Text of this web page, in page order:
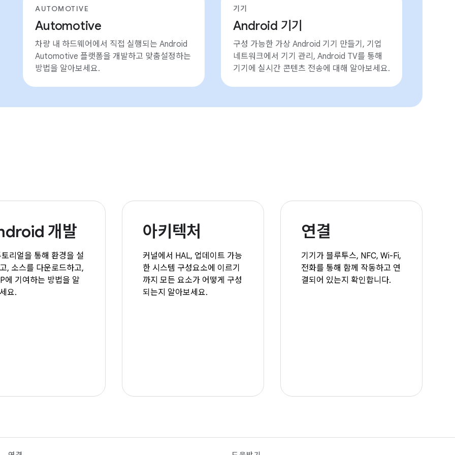
AUTOMOTIVE
Automotive
차량 내 하드웨어에서 직접 실행되는 Android
Automotive 플랫폼을 개발하고 맞춤설정하는
방법을 알아보세요.
기기
Android 기기
구성 가능한 가상 Android 기기 만들기, 기업
네트워크에서 기기 관리, Android TV를 통해
기기에 실시간 콘텐츠 전송에 대해 알아보세요.
개발
리얼을 통해 환경을 설
, 소스를 다운로드하고,
에 기여하는 방법을 알
요.
아키텍처
커널에서 HAL, 업데이트 가능
한 시스템 구성요소에 이르기
까지 모든 요소가 어떻게 구성
되는지 알아보세요.
연결
기기가 블루투스, NFC, Wi-Fi,
전화를 통해 함께 작동하고 연
결되어 있는지 확인합니다.